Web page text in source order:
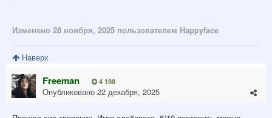
Изменено 28 ноября, 2025 пользователем Happyface
Наверх
Freeman 4 198
Опубликовано 22 декабря, 2025